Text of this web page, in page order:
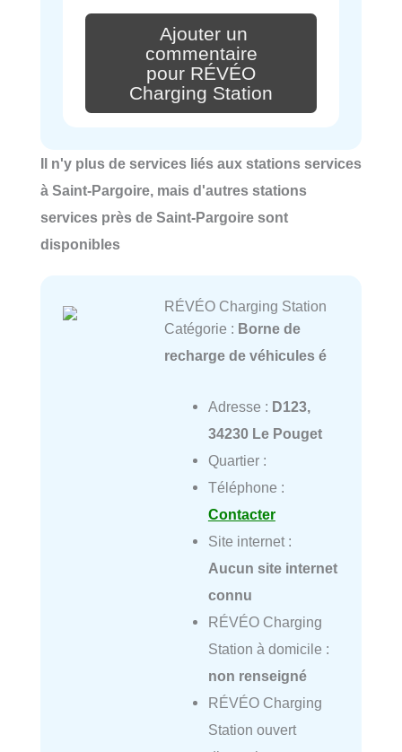
Ajouter un
commentaire
pour RÉVÉO
Charging Station
Il n'y plus de services liés aux stations services
à Saint-Pargoire, mais d'autres stations
services près de Saint-Pargoire sont
disponibles
RÉVÉO Charging Station
Catégorie : Borne de
recharge de véhicules é
Adresse : D123,
34230 Le Pouget
Quartier :
Téléphone :
Contacter
Site internet :
Aucun site internet
connu
RÉVÉO Charging
Station à domicile :
non renseigné
RÉVÉO Charging
Station ouvert